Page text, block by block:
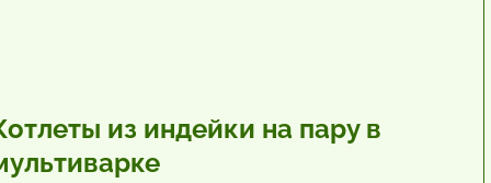
из индейки на пару в